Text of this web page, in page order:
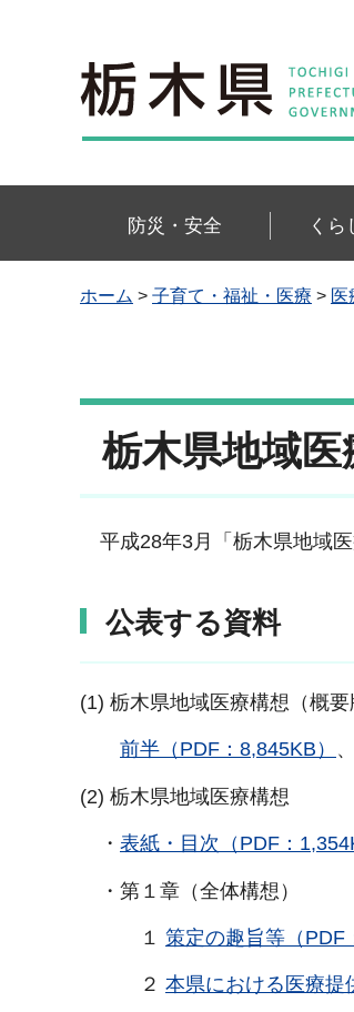
栃木県
防災・安全 くら
ホーム > 子育て・福祉・医療 > 医
栃木県地域医
平成28年3月「栃木県地域医
公表する資料
(1) 栃木県地域医療構想（概要
前半（PDF：8,845KB） 、
(2) 栃木県地域医療構想
・ 表紙・目次（PDF：
・第１章（全体構想）
１ 策定の趣旨等（PDF
２ 本県における医療提